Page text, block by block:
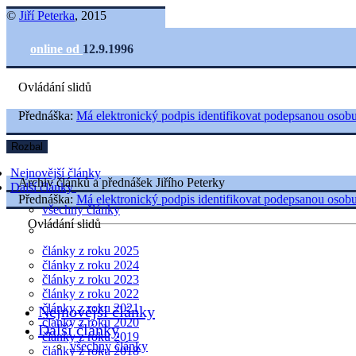
© Jiří Peterka, 2015
online od 12.9.1996
Ovládání slidů
Nejnovější články
Další články
všechny články
články z roku 2025
články z roku 2024
články z roku 2023
články z roku 2022
články z roku 2021
články z roku 2020
články z roku 2019
články z roku 2018
Přednáška: Má elektronický podpis identifikovat podepsanou
Rozbal
Archiv článků a přednášek Jiřího Peterky
Přednáška: Má elektronický podpis identifikovat podepsanou
Ovládání slidů
Nejnovější články
Další články
všechny články